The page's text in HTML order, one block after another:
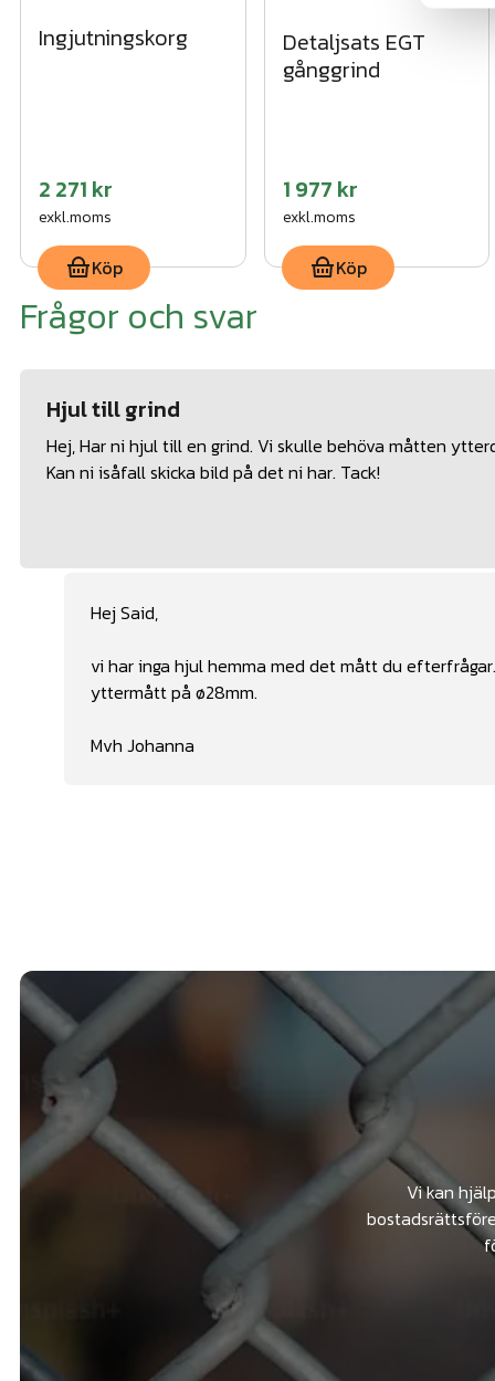
Ingjutningskorg
2 271 kr
exkl.moms
Köp
Detaljsats EGT
gånggrind
1 977 kr
exkl.moms
Köp
Frågor och svar
Hjul till grind
Hej, Har ni hjul till en grind. Vi skulle behöva måtten
Kan ni isåfall skicka bild på det ni har. Tack!
Hej Said,
vi har inga hjul hemma med det mått du
yttermått på ø28mm.
Mvh Johanna
Vi kan